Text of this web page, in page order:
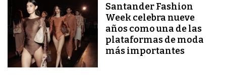
Santander Fashion
Week celebra nueve
años como una de las
plataformas de moda
más importantes